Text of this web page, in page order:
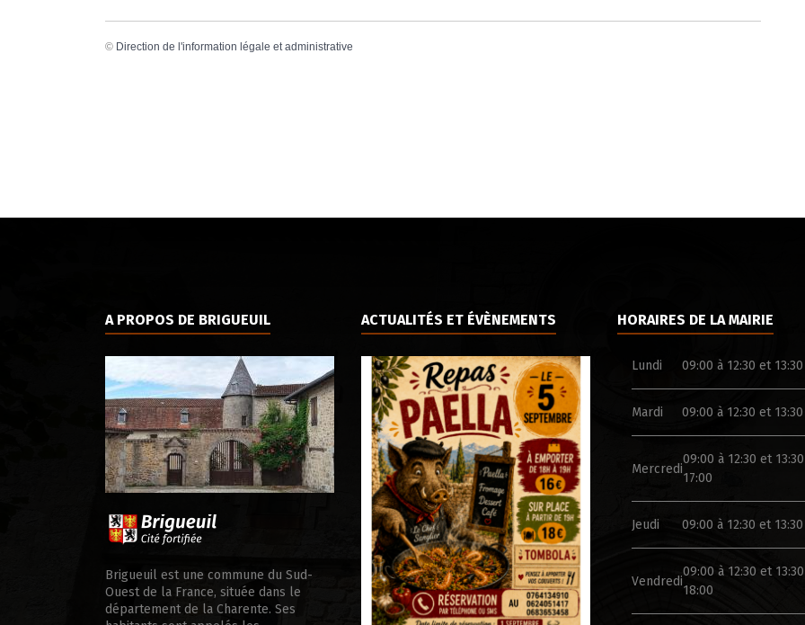
© Direction de l'information légale et administrative
A PROPOS DE BRIGUEUIL
Brigueuil est une commune du Sud-
Ouest de la France, située dans le
département de la Charente. Ses
ACTUALITÉS ET ÉVÈNEMENTS HORAIRES DE LA MAIRIE
Lundi 09:00 à 12:30 et
Mardi 09:00 à 12:30 et
Mercredi
09:00 à 12:30 et
17:00
Jeudi 09:00 à 12:30 et
Vendredi
09:00 à 12:30 et
18:00